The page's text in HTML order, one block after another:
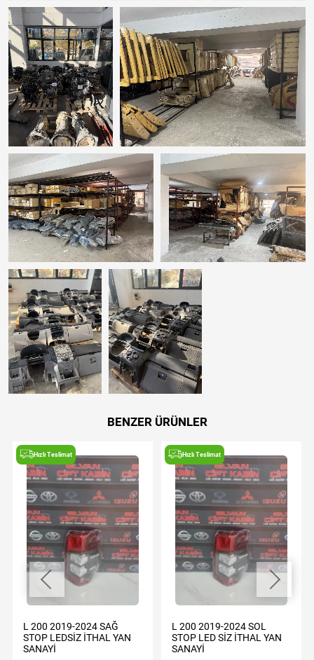
BENZER ÜRÜNLER
Hızlı Teslimat
L 200 2019-2024 SAĞ
STOP LEDSİZ İTHAL YAN
SANAYİ
Hızlı Teslimat
L 200 2019-2024 SOL
STOP LED SİZ İTHAL YAN
SANAYİ